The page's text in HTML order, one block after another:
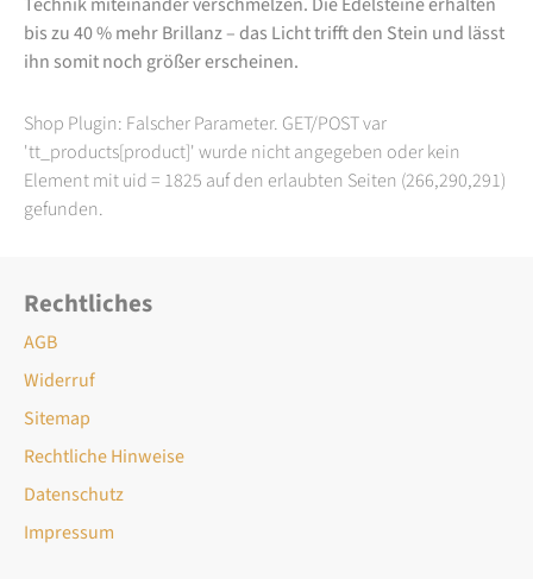
bis zu 40 % mehr Brillanz – das Licht trifft den Stein und lässt
ihn somit noch größer erscheinen.
Shop Plugin: Falscher Parameter. GET/POST var
'tt_products[product]' wurde nicht angegeben oder kein
Element mit uid = 1825 auf den erlaubten Seiten (266,290,291)
gefunden.
Rechtliches
AGB
Widerruf
Sitemap
Rechtliche Hinweise
Datenschutz
Impressum